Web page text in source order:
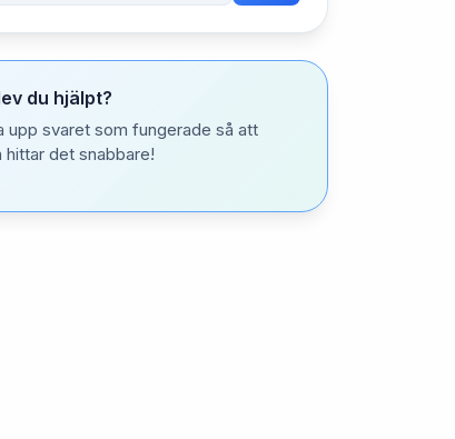
du hjälpt?
upp svaret som fungerade så att
hittar det snabbare!